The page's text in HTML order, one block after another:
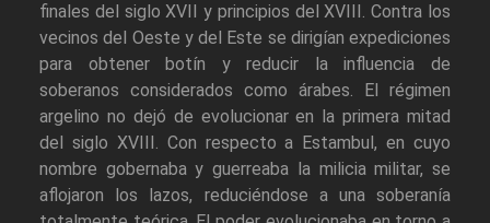
finales del siglo XVII y principios del XVIII. Contra los
vecinos del Oeste y del Este se dirigían expediciones
para obtener botín y reducir la influencia de
soberanos considerados como árabes. El régimen
argelino no dejó de evolucionar en la primera mitad
del siglo XVIII. Con respecto a Estambul, en cuyo
nombre gobernaba y guerreaba la milicia militar, se
aflojaron los lazos, reduciéndose a una soberanía